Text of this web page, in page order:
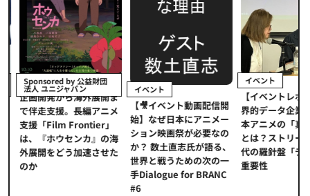
Sponsored by 公益財団
法人 ユニジャパン
企画開発から海外展開ま
で伴走支援。長編アニメ
支援「Film Frontier」
は、『ホウセンカ』の海
外展開をどう加速させた
のか
イベント
【🎥イベント動画配信開
始】なぜ日本にアニメー
ション映画祭が必要なの
か？ 数土直志氏が語る、
世界と戦うための次の一
手Dialogue for BRANC
#6
イベント
【イベントレポ
界的データ企業
本アニメの「真
とは？ストリー
代の羅針盤「デ
重要性